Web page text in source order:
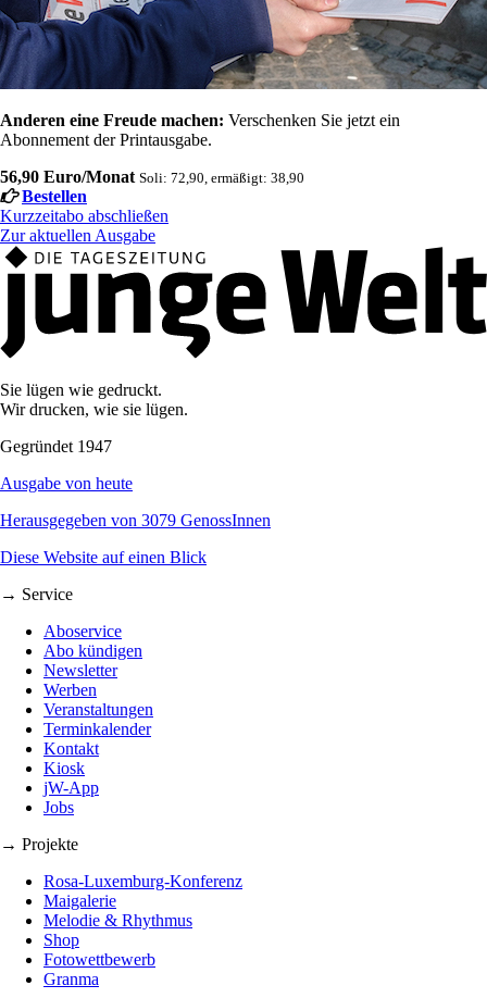
Anderen eine Freude machen: Verschenken Sie jetzt ein
Abonnement der Printausgabe.
56,90 Euro/Monat Soli: 72,90, ermäßigt: 38,90
Bestellen
Kurzzeitabo abschließen
Zur aktuellen Ausgabe
Sie lügen wie gedruckt.
Wir drucken, wie sie lügen.
Gegründet 1947
Ausgabe von heute
Herausgegeben von 3079 GenossInnen
Diese Website auf einen Blick
→ Service
Aboservice
Abo kündigen
Newsletter
Werben
Veranstaltungen
Terminkalender
Kontakt
Kiosk
jW-App
Jobs
→ Projekte
Rosa-Luxemburg-Konferenz
Maigalerie
Melodie & Rhythmus
Shop
Fotowettbewerb
Granma